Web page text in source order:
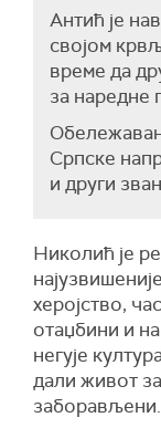
Антић је
својом
време да
за наредне
Српске
и други
Николић је
херојство,
отаџбини и
негује
дали живот
заборављени.